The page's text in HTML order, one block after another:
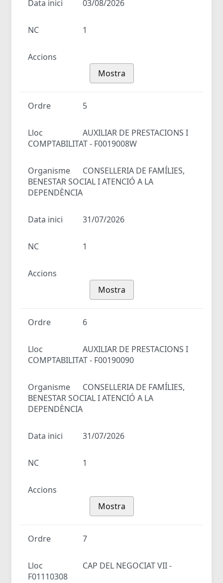
Data inici 03/08/2026
NC 1
Accions
Mostra
Ordre 5
Lloc
AUXILIAR DE PRESTACIONS I
COMPTABILITAT - F0019008W
Organisme
CONSELLERIA DE FAMÍLIES,
BENESTAR SOCIAL I ATENCIÓ A LA
DEPENDÈNCIA
Data inici 31/07/2026
NC 1
Accions
Mostra
Ordre 6
Lloc
AUXILIAR DE PRESTACIONS I
COMPTABILITAT - F00190090
Organisme
CONSELLERIA DE FAMÍLIES,
BENESTAR SOCIAL I ATENCIÓ A LA
DEPENDÈNCIA
Data inici 31/07/2026
NC 1
Accions
Mostra
Ordre 7
Lloc
CAP DEL NEGOCIAT VII -
F01110308